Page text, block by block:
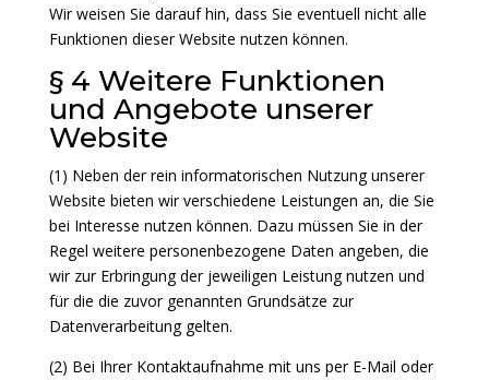
Wir weisen Sie darauf hin, dass Sie eventuell nicht alle
Funktionen dieser Website nutzen können.
§ 4 Weitere Funktionen
und Angebote unserer
Website
(1) Neben der rein informatorischen Nutzung unserer
Website bieten wir verschiedene Leistungen an, die Sie
bei Interesse nutzen können. Dazu müssen Sie in der
Regel weitere personenbezogene Daten angeben, die
wir zur Erbringung der jeweiligen Leistung nutzen und
für die die zuvor genannten Grundsätze zur
Datenverarbeitung gelten.
(2) Bei Ihrer Kontaktaufnahme mit uns per E-Mail oder